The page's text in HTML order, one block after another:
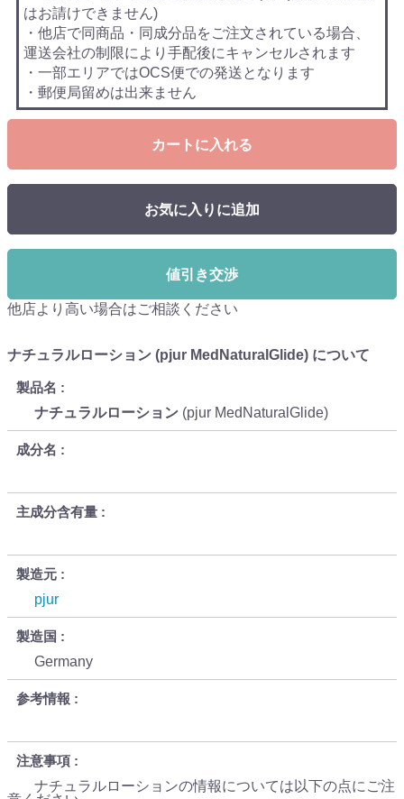
はお請けできません)
・他店で同商品・同成分品をご注文されている場合、
運送会社の制限により手配後にキャンセルされます
・一部エリアではOCS便での発送となります
・郵便局留めは出来ません
カートに入れる
お気に入りに追加
値引き交渉
他店より高い場合はご相談ください
ナチュラルローション (pjur MedNaturalGlide) について
製品名
ナチュラルローション (pjur MedNaturalGlide)
成分名
主成分含有量
製造元
pjur
製造国
Germany
参考情報
注意事項
ナチュラルローションの情報については以下の点にご注